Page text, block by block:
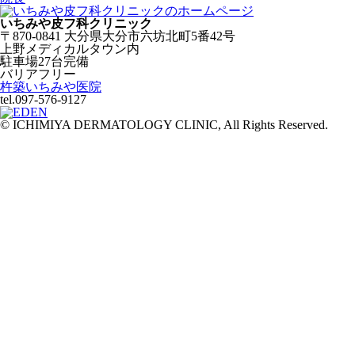
いちみや皮フ科クリニック
〒870-0841 大分県大分市六坊北町5番42号
上野メディカルタウン内
駐車場27台完備
バリアフリー
杵築いちみや医院
tel.097-576-9127
© ICHIMIYA DERMATOLOGY CLINIC, All Rights Reserved.